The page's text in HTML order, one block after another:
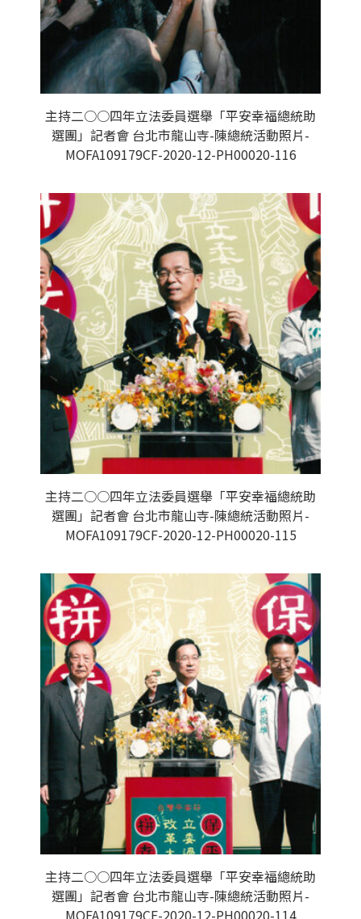
主持二○○四年立法委員選舉「平安幸福總統助
選團」記者會 台北市龍山寺-陳總統活動照片-
MOFA109179CF-2020-12-PH00020-116
主持二○○四年立法委員選舉「平安幸福總統助
選團」記者會 台北市龍山寺-陳總統活動照片-
MOFA109179CF-2020-12-PH00020-115
主持二○○四年立法委員選舉「平安幸福總統助
選團」記者會 台北市龍山寺-陳總統活動照片-
MOFA109179CF-2020-12-PH00020-114